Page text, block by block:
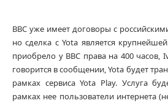
BBC уже имеет договоры с
но сделка с Yota является
приобрело у BBC права на 400 часов,
говорится в сообщении, Yota будет
рамках сервиса Yota Play. Услуга
рамках нее пользователи интернета